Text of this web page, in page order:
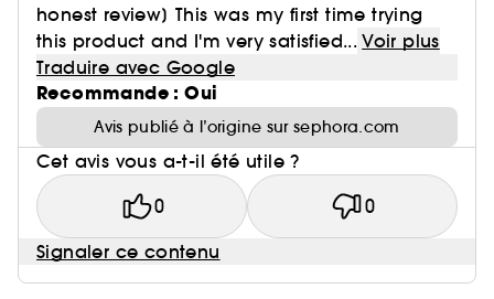
honest review] This was my first time trying
this product and I'm very satisfied... Voir plus
Traduire avec Google
Recommande : Oui
Avis publié à l’origine sur sephora.com
Cet avis vous a-t-il été utile ?
0 0
Signaler ce contenu